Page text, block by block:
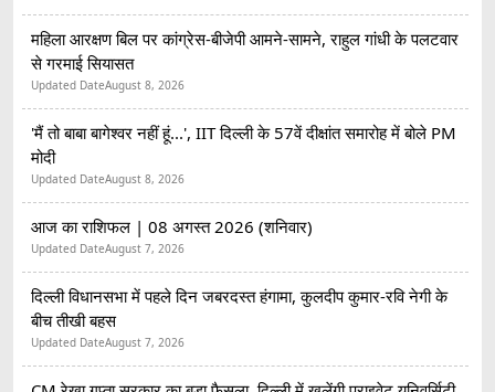
महिला आरक्षण बिल पर कांग्रेस-बीजेपी आमने-सामने, राहुल गांधी के पलटवार
से गरमाई सियासत
Updated DateAugust 8, 2026
'मैं तो बाबा बागेश्वर नहीं हूं...', IIT दिल्ली के 57वें दीक्षांत समारोह में बोले PM
मोदी
Updated DateAugust 8, 2026
आज का राशिफल | 08 अगस्त 2026 (शनिवार)
Updated DateAugust 7, 2026
दिल्ली विधानसभा में पहले दिन जबरदस्त हंगामा, कुलदीप कुमार-रवि नेगी के
बीच तीखी बहस
Updated DateAugust 7, 2026